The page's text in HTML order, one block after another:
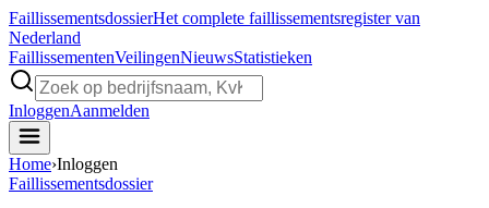
FaillissementsdossierHet complete faillissementsregister van
Nederland
FaillissementenVeilingenNieuwsStatistieken
InloggenAanmelden
Home›Inloggen
Faillissementsdossier